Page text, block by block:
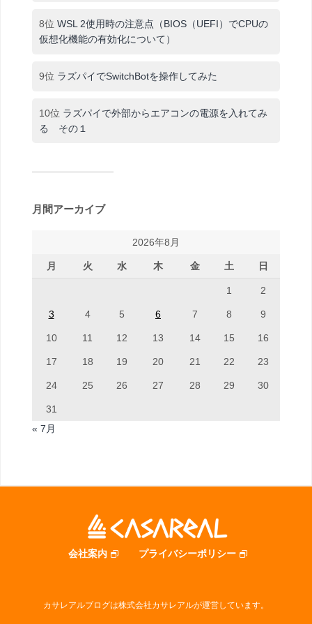
8位 WSL 2使用時の注意点（BIOS（UEFI）でCPUの
仮想化機能の有効化について）
9位 ラズパイでSwitchBotを操作してみた
10位 ラズパイで外部からエアコンの電源を入れてみ
る その１
月間アーカイブ
2026年8月
月 火 水 木 金 土 日
1 2
3 4 5 6 7 8 9
10 11 12 13 14 15 16
17 18 19 20 21 22 23
24 25 26 27 28 29 30
31
« 7月
会社案内 プライバシーポリシー
カサレアルブログは株式会社カサレアルが運営しています。